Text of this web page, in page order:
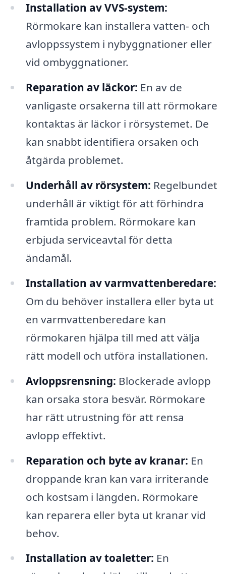
Installation av VVS-system:
Rörmokare kan installera vatten- och
avloppssystem i nybyggnationer eller
vid ombyggnationer.
Reparation av läckor: En av de
vanligaste orsakerna till att rörmokare
kontaktas är läckor i rörsystemet. De
kan snabbt identifiera orsaken och
åtgärda problemet.
Underhåll av rörsystem: Regelbundet
underhåll är viktigt för att förhindra
framtida problem. Rörmokare kan
erbjuda serviceavtal för detta
ändamål.
Installation av varmvattenberedare:
Om du behöver installera eller byta ut
en varmvattenberedare kan
rörmokaren hjälpa till med att välja
rätt modell och utföra installationen.
Avloppsrensning: Blockerade avlopp
kan orsaka stora besvär. Rörmokare
har rätt utrustning för att rensa
avlopp effektivt.
Reparation och byte av kranar: En
droppande kran kan vara irriterande
och kostsam i längden. Rörmokare
kan reparera eller byta ut kranar vid
behov.
Installation av toaletter: En